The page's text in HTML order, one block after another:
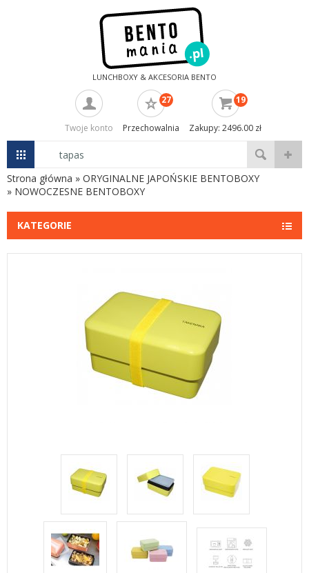
LUNCHBOXY & AKCESORIA BENTO
Twoje konto
27
Przechowalnia
19
Zakupy: 2496.00 zł
Strona główna » ORYGINALNE JAPOŃSKIE BENTOBOXY
» NOWOCZESNE BENTOBOXY
KATEGORIE